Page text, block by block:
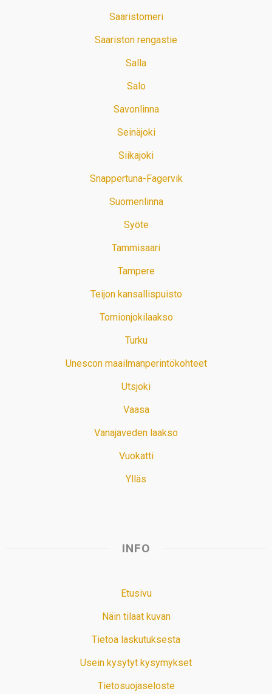
Saaristomeri
Saariston rengastie
Salla
Salo
Savonlinna
Seinäjoki
Siikajoki
Snappertuna-Fagervik
Suomenlinna
Syöte
Tammisaari
Tampere
Teijon kansallispuisto
Tornionjokilaakso
Turku
Unescon maailmanperintökohteet
Utsjoki
Vaasa
Vanajaveden laakso
Vuokatti
Ylläs
INFO
Etusivu
Näin tilaat kuvan
Tietoa laskutuksesta
Usein kysytyt kysymykset
Tietosuojaseloste